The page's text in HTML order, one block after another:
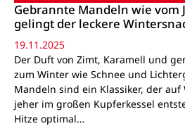
Gebrannte Mandeln wie vom
gelingt der leckere
19.11.2025
Der Duft von Zimt, Karamell und
zum Winter wie Schnee und
Mandeln sind ein Klassiker, der
jeher im großen Kupferkessel
Hitze optimal…